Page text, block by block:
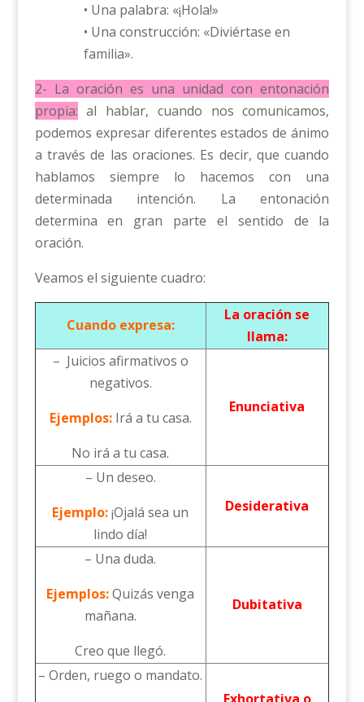
• Una palabra: «¡Hola!»
• Una construcción: «Diviértase en
familia».
2- La oración es una unidad con entonación
propia: al hablar, cuando nos comunicamos,
podemos expresar diferentes estados de ánimo
a través de las oraciones. Es decir, que cuando
hablamos siempre lo hacemos con una
determinada intención. La entonación
determina en gran parte el sentido de la
oración.
Veamos el siguiente cuadro:
Cuando expresa:
La oración se
llama:
– Juicios afirmativos o
negativos.
Ejemplos:Irá a tu casa.
No irá a tu casa.
Enunciativa
– Un deseo.
Ejemplo:¡Ojalá sea un
lindo día!
Desiderativa
– Una duda.
Ejemplos:Quizás venga
mañana.
Creo que llegó.
Dubitativa
– Orden, ruego o mandato.